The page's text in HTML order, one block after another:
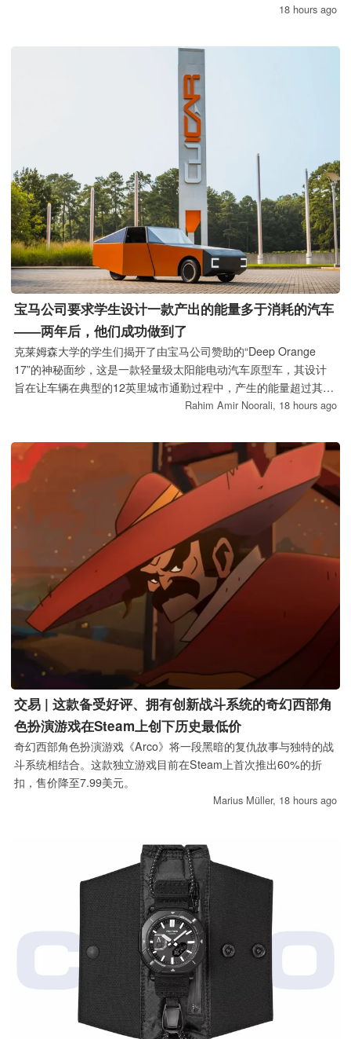
18 hours ago
宝马公司要求学生设计一款产出的能量多于消耗的汽车
——两年后，他们成功做到了
克莱姆森大学的学生们揭开了由宝马公司赞助的“Deep Orange
17”的神秘面纱，这是一款轻量级太阳能电动汽车原型车，其设计
旨在让车辆在典型的12英里城市通勤过程中，产生的能量超过其消
Rahim Amir Noorali, 18 hours ago
交易 | 这款备受好评、拥有创新战斗系统的奇幻西部角
色扮演游戏在Steam上创下历史最低价
奇幻西部角色扮演游戏《Arco》将一段黑暗的复仇故事与独特的战
斗系统相结合。这款独立游戏目前在Steam上首次推出60%的折
扣，售价降至7.99美元。
Marius Müller, 18 hours ago